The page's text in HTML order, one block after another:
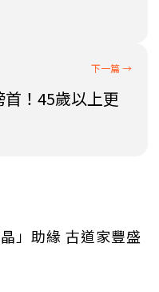
！45歲以上更
」助緣 古道家豐盛